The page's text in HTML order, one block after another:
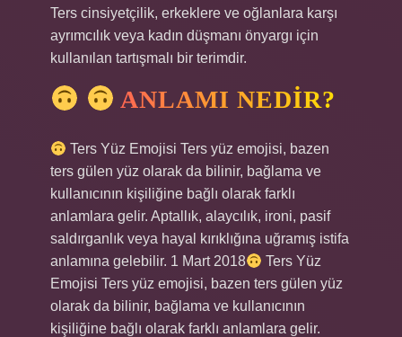
Ters cinsiyetçilik, erkeklere ve oğlanlara karşı
ayrımcılık veya kadın düşmanı önyargı için
kullanılan tartışmalı bir terimdir.
ANLAMI NEDIR?
Ters Yüz Emojisi Ters yüz emojisi, bazen
ters gülen yüz olarak da bilinir, bağlama ve
kullanıcının kişiliğine bağlı olarak farklı
anlamlara gelir. Aptallık, alaycılık, ironi, pasif
saldırganlık veya hayal kırıklığına uğramış istifa
anlamına gelebilir. 1 Mart 2018
Ters Yüz
Emojisi Ters yüz emojisi, bazen ters gülen yüz
olarak da bilinir, bağlama ve kullanıcının
kişiliğine bağlı olarak farklı anlamlara gelir.